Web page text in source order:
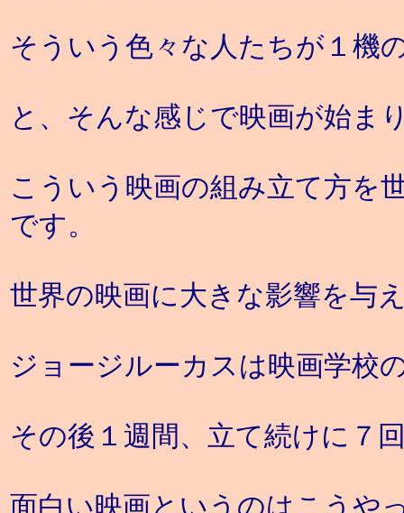
そういう色々な人たちが１機
と、そんな感じで映画が始ま
こういう映画の組み立て方を
です。
世界の映画に大きな影響を与
ジョージルーカスは映画学校
その後１週間、立て続けに７
面白い映画というのはこうや